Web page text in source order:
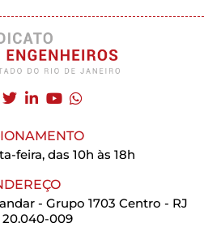
feira, das 10h às 18h
- Grupo 1703 Centro - RJ
20.040-009